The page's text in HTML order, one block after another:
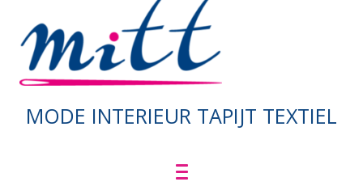
MODE INTERIEUR TAPIJT TEXTIEL